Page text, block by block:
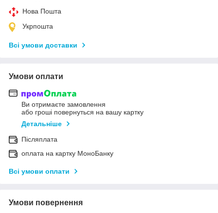
Нова Пошта
Укрпошта
Всі умови доставки
Умови оплати
Ви отримаєте замовлення
або гроші повернуться на вашу картку
Детальніше
Післяплата
оплата на картку МоноБанку
Всі умови оплати
Умови повернення